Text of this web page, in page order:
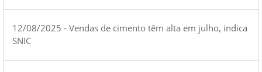
12/08/2025 - Vendas de cimento têm alta em julho, indica
SNIC